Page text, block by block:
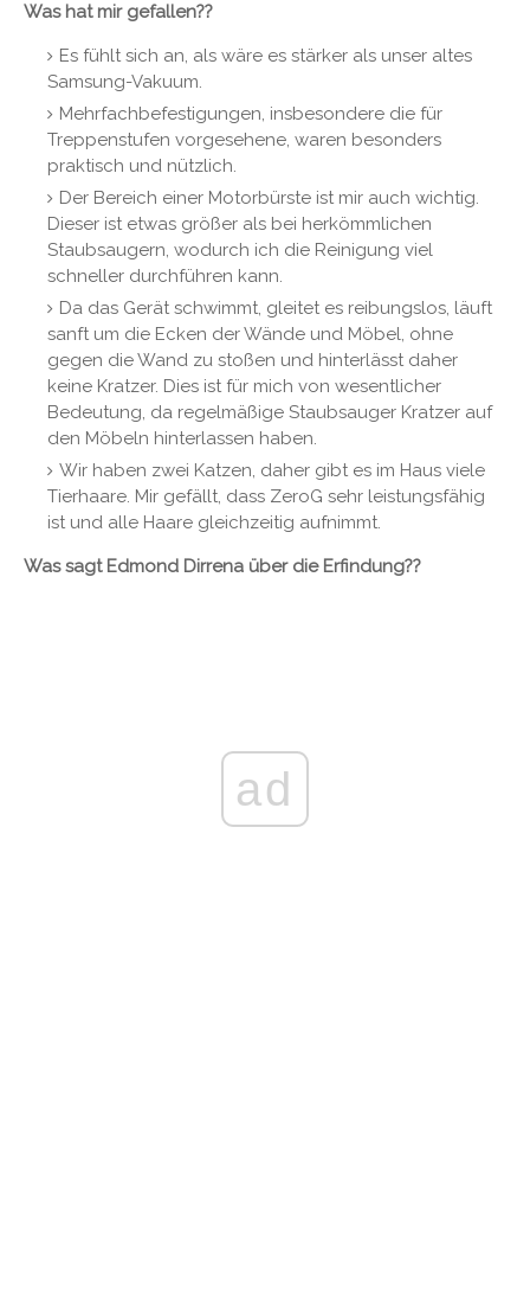
Was hat mir gefallen??
Es fühlt sich an, als wäre es stärker als unser altes
Samsung-Vakuum.
Mehrfachbefestigungen, insbesondere die für
Treppenstufen vorgesehene, waren besonders
praktisch und nützlich.
Der Bereich einer Motorbürste ist mir auch wichtig.
Dieser ist etwas größer als bei herkömmlichen
Staubsaugern, wodurch ich die Reinigung viel
schneller durchführen kann.
Da das Gerät schwimmt, gleitet es reibungslos, läuft
sanft um die Ecken der Wände und Möbel, ohne
gegen die Wand zu stoßen und hinterlässt daher
keine Kratzer. Dies ist für mich von wesentlicher
Bedeutung, da regelmäßige Staubsauger Kratzer auf
den Möbeln hinterlassen haben.
Wir haben zwei Katzen, daher gibt es im Haus viele
Tierhaare. Mir gefällt, dass ZeroG sehr leistungsfähig
ist und alle Haare gleichzeitig aufnimmt.
Was sagt Edmond Dirrena über die Erfindung??
ad